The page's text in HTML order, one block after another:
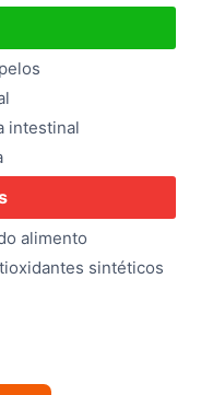
intestinal
alimento
sintéticos